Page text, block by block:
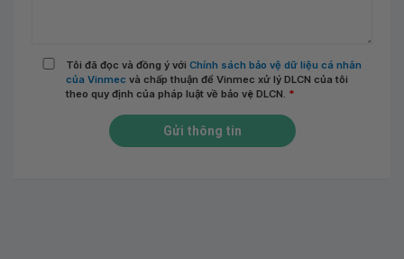
Tôi đã đọc và đồng ý với Chính sách bảo vệ dữ liệu cá nhân
của Vinmec và chấp thuận để Vinmec xử lý DLCN của tôi
theo quy định của pháp luật về bảo vệ DLCN. *
Gửi thông tin